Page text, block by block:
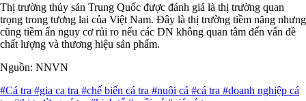
Thị trường thủy sản Trung Quốc được đánh giá là thị trường quan
trọng trong tương lai của Việt Nam. Đây là thị trường tiềm năng nhưng
cũng tiềm ẩn nguy cơ rủi ro nếu các DN không quan tâm đến vấn đề
chất lượng và thương hiệu sản phẩm.
Nguồn: NNVN
#Cá tra #gia ca tra #chế biến cá tra #nuôi cá #cá tra #doanh nghiệp cá